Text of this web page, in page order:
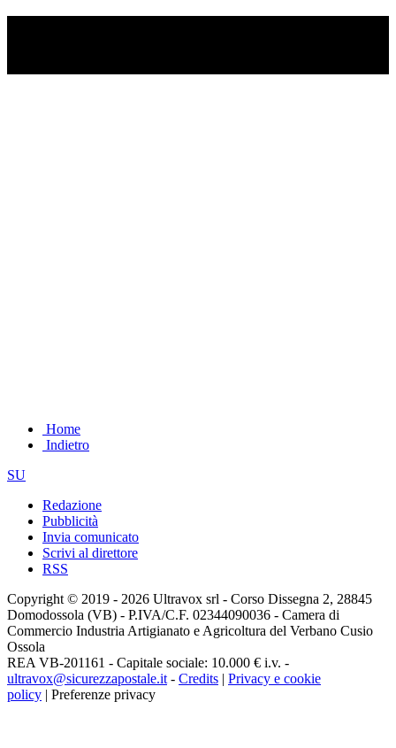
Home
Indietro
SU
Redazione
Pubblicità
Invia comunicato
Scrivi al direttore
RSS
Copyright © 2019 - 2026 Ultravox srl - Corso Dissegna 2, 28845
Domodossola (VB) - P.IVA/C.F. 02344090036 - Camera di
Commercio Industria Artigianato e Agricoltura del Verbano Cusio
Ossola
REA VB-201161 - Capitale sociale: 10.000 € i.v. -
ultravox@sicurezzapostale.it - Credits | Privacy e cookie
policy | Preferenze privacy